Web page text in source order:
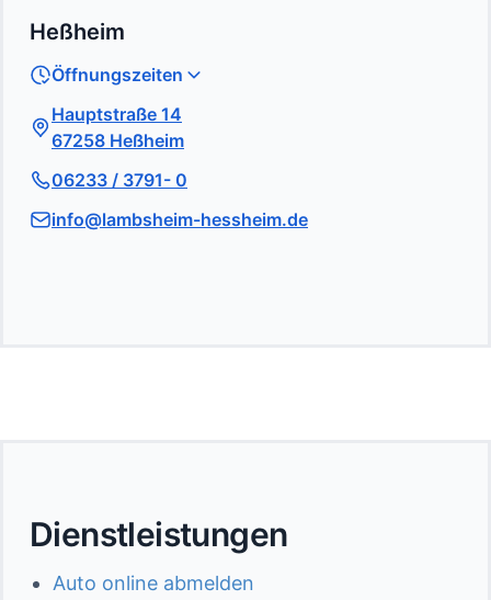
Heßheim
Öffnungszeiten
Hauptstraße 14
67258 Heßheim
06233 / 3791- 0
info@lambsheim-hessheim.de
Dienstleistungen
Auto online abmelden